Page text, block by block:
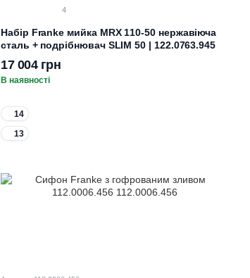
4
Набір Franke мийка MRX 110-50 нержавіюча
сталь + подрібнювач SLIM 50 | 122.0763.945
17 004 грн
В наявності
14
13